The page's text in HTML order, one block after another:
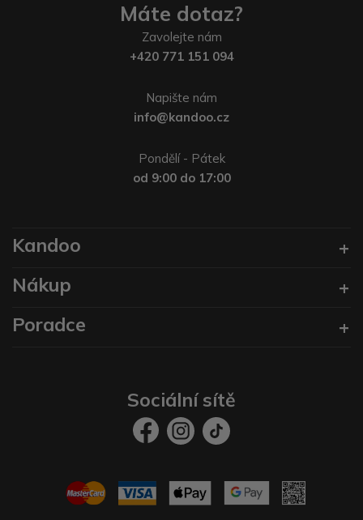
Máte dotaz?
Zavolejte nám
+420 771 151 094
Napište nám
info@kandoo.cz
Pondělí - Pátek
od 9:00 do 17:00
Kandoo
Nákup
Poradce
Sociální sítě